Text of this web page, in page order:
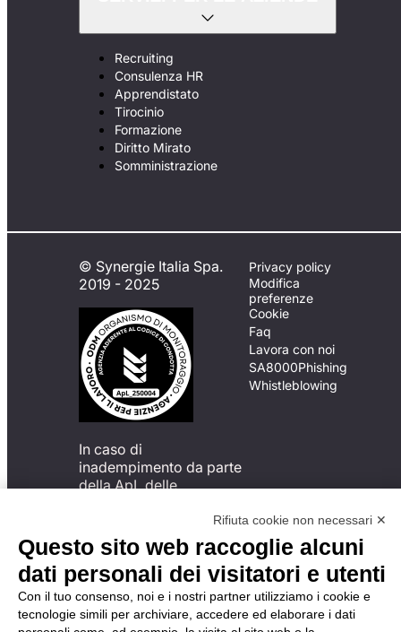
Recruiting
Consulenza HR
Apprendistato
Tirocinio
Formazione
Diritto Mirato
Somministrazione
© Synergie Italia Spa.
2019 - 2025
In caso di
inadempimento da parte
della ApL delle
del Codice di Condotta, è
possibile presentare un
reclamo
all’Organismo di
Monitoraggio utilizzando
una delle modalità
descritte al seguente
Privacy policy
Modifica
preferenze
Cookie
Faq
Lavora con noi
SA8000Phishing
Whistleblowing
Rifiuta cookie non necessari ✕
Questo sito web raccoglie alcuni
dati personali dei visitatori e utenti
Con il tuo consenso, noi e i nostri partner utilizziamo i cookie e
tecnologie simili per archiviare, accedere ed elaborare i dati